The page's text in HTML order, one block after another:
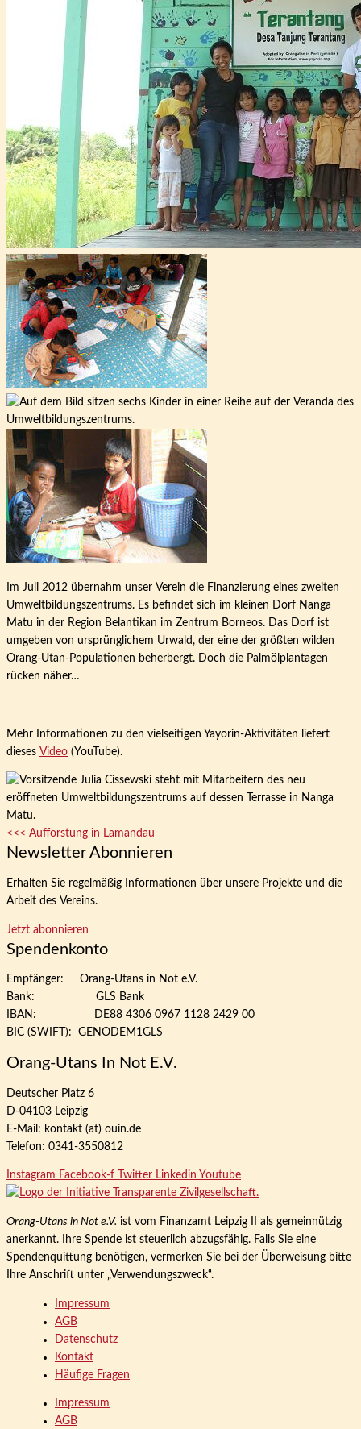
Im Juli 2012 übernahm unser Verein die Finanzierung eines zweiten
Umweltbildungszentrums. Es befindet sich im kleinen Dorf Nanga
Matu in der Region Belantikan im Zentrum Borneos. Das Dorf ist
umgeben von ursprünglichem Urwald, der eine der größten wilden
Orang-Utan-Populationen beherbergt. Doch die Palmölplantagen
rücken näher…
Mehr Informationen zu den vielseitigen Yayorin-Aktivitäten liefert
dieses Video (YouTube).
<<< Aufforstung in Lamandau
Newsletter Abonnieren
Erhalten Sie regelmäßig Informationen über unsere Projekte und die
Arbeit des Vereins.
Jetzt abonnieren
Spendenkonto
Empfänger: Orang-Utans in Not e.V.
Bank: GLS Bank
IBAN: DE88 4306 0967 1128 2429 00
BIC (SWIFT): GENODEM1GLS
Orang-Utans In Not E.V.
Deutscher Platz 6
D-04103 Leipzig
E-Mail: kontakt (at) ouin.de
Telefon: 0341-3550812
Instagram Facebook-f Twitter Linkedin Youtube
Orang-Utans in Not e.V. ist vom Finanzamt Leipzig II als gemeinnützig
anerkannt. Ihre Spende ist steuerlich abzugsfähig. Falls Sie eine
Spendenquittung benötigen, vermerken Sie bei der Überweisung bitte
Ihre Anschrift unter „Verwendungszweck“.
Impressum
AGB
Datenschutz
Kontakt
Häufige Fragen
Impressum
AGB